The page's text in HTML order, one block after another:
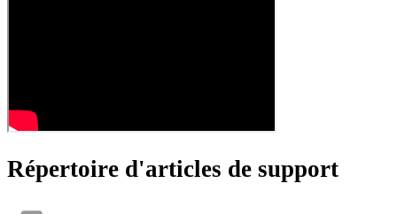
Répertoire d'articles de support